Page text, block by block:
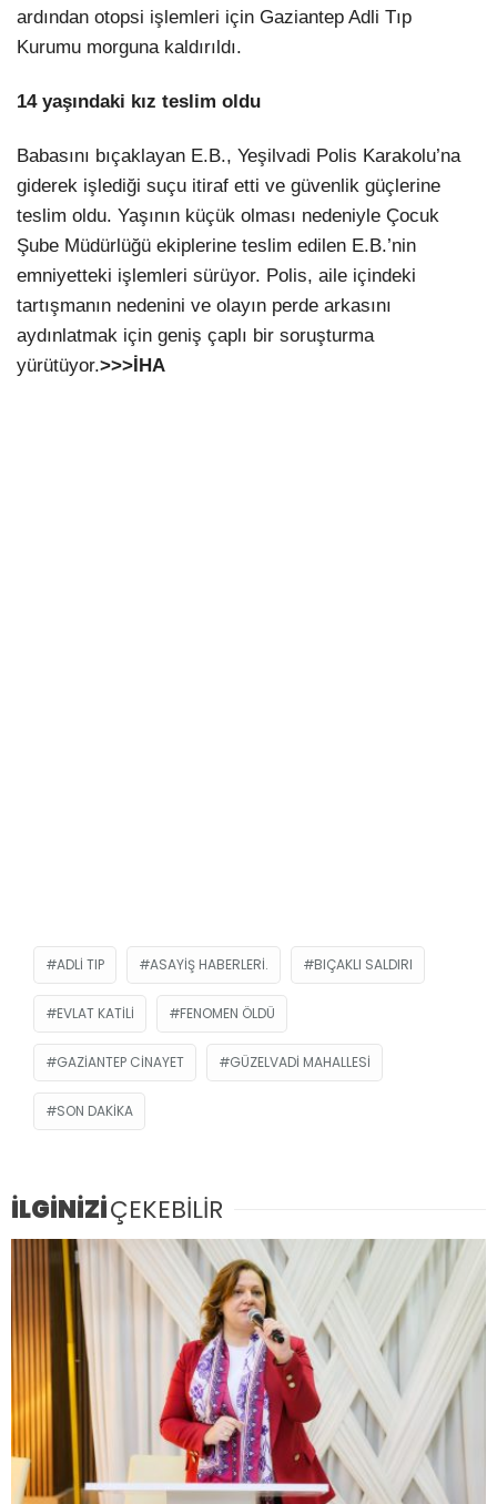
ardından otopsi işlemleri için Gaziantep Adli Tıp
Kurumu morguna kaldırıldı.
14 yaşındaki kız teslim oldu
Babasını bıçaklayan E.B., Yeşilvadi Polis Karakolu’na
giderek işlediği suçu itiraf etti ve güvenlik güçlerine
teslim oldu. Yaşının küçük olması nedeniyle Çocuk
Şube Müdürlüğü ekiplerine teslim edilen E.B.’nin
emniyetteki işlemleri sürüyor. Polis, aile içindeki
tartışmanın nedenini ve olayın perde arkasını
aydınlatmak için geniş çaplı bir soruşturma
yürütüyor.>>>İHA
ADLI TIP ASAYIŞ HABERLERI. BIÇAKLI SALDIRI
EVLAT KATILI FENOMEN ÖLDÜ
GAZIANTEP CINAYET GÜZELVADI MAHALLESI
SON DAKIKA
İLGİNİZİÇEKEBİLİR